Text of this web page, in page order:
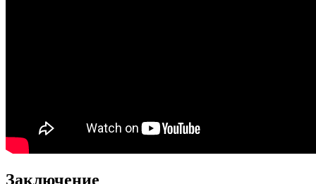
Заключение